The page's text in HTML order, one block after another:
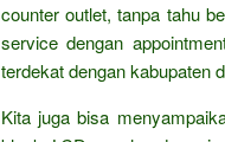
counter outlet, tanpa tahu
service dengan
terdekat dengan kabupaten
Kita juga bisa